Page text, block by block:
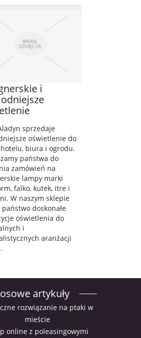
i
sprzedaje
oświetlenie do
biura i ogrodu.
państwa do
zamówień na
lampy marki
falko, kutek, itre i
W naszym sklepie
doskonałe
oświetlenia do
i
aranżacji
artykuły
rozwiązanie na ptaki w
mieście
online z poleasingowymi